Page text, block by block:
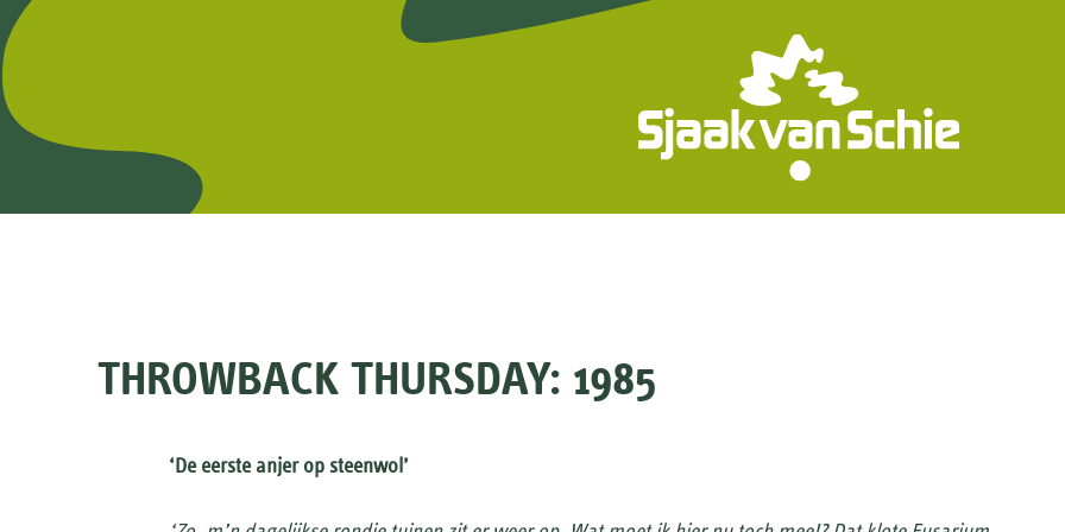
THROWBACK THURSDAY: 1985
‘De eerste anjer op steenwol’